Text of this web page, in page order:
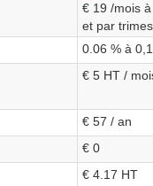
€ 19 /mois
et par
0.06 % à
€ 5 HT /
€ 57 / an
€ 0
€ 4.17 HT